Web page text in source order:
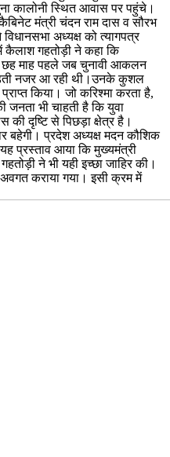
कालोनी स्थित आवास पर पहुंचे।
मंत्री चंदन राम दास व सौरभ
अध्यक्ष को त्यागपत्र
कैलाश गहतोड़ी ने कहा कि
छह माह पहले जब चुनावी आकलन
नजर आ रही थी।उनके कुशल
किया। जो करिश्मा करता है,
जनता भी चाहती है कि युवा
की दृष्टि से पिछड़ा क्षेत्र है।
बहेगी। प्रदेश अध्यक्ष मदन कौशिक
प्रस्ताव आया कि मुख्यमंत्री
ने भी यही इच्छा जाहिर की।
कराया गया। इसी क्रम में